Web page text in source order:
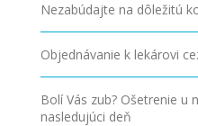
Nezabúdajte na dôležitú
Objednávanie k lekárovi
Bolí Vás zub? Ošetrenie u
nasledujúci deň